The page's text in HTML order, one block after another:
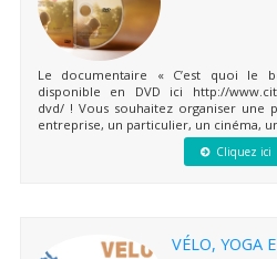
Le documentaire « C’est quoi le
disponible en DVD ici http://
dvd/ ! Vous souhaitez organiser une
entreprise, un particulier, un cinéma,
Cliquez ici
VÉLO, YOGA